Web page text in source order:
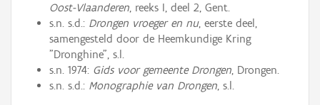
Oost-Vlaanderen, reeks I, deel 2, Gent.
s.n. s.d.: Drongen vroeger en nu, eerste deel,
samengesteld door de Heemkundige Kring
"Dronghine", s.l.
s.n. 1974: Gids voor gemeente Drongen, Drongen.
s.n. s.d.: Monographie van Drongen, s.l.